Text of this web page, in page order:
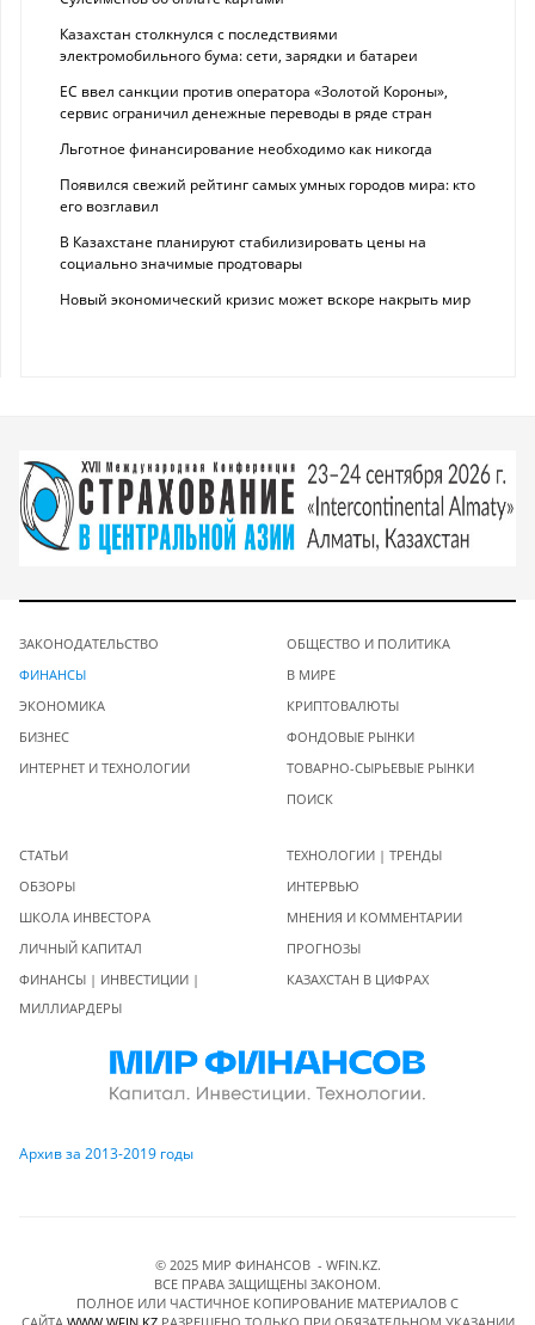
Казахстан столкнулся с последствиями
электромобильного бума: сети, зарядки и батареи
ЕС ввел санкции против оператора «Золотой Короны»,
сервис ограничил денежные переводы в ряде стран
Льготное финансирование необходимо как никогда
Появился свежий рейтинг самых умных городов мира: кто
его возглавил
В Казахстане планируют стабилизировать цены на
социально значимые продтовары
Новый экономический кризис может вскоре накрыть мир
ЗАКОНОДАТЕЛЬСТВО
ФИНАНСЫ
ЭКОНОМИКА
БИЗНЕС
ИНТЕРНЕТ И ТЕХНОЛОГИИ
ОБЩЕСТВО И ПОЛИТИКА
В МИРЕ
КРИПТОВАЛЮТЫ
ФОНДОВЫЕ РЫНКИ
ТОВАРНО-СЫРЬЕВЫЕ РЫНКИ
ПОИСК
СТАТЬИ
ОБЗОРЫ
ШКОЛА ИНВЕСТОРА
ЛИЧНЫЙ КАПИТАЛ
ФИНАНСЫ | ИНВЕСТИЦИИ |
МИЛЛИАРДЕРЫ
ТЕХНОЛОГИИ | ТРЕНДЫ
ИНТЕРВЬЮ
МНЕНИЯ И КОММЕНТАРИИ
ПРОГНОЗЫ
КАЗАХСТАН В ЦИФРАХ
Архив за 2013-2019 годы
© 2025 МИР ФИНАНСОВ - WFIN.KZ.
ВСЕ ПРАВА ЗАЩИЩЕНЫ ЗАКОНОМ.
ПОЛНОЕ ИЛИ ЧАСТИЧНОЕ КОПИРОВАНИЕ МАТЕРИАЛОВ C